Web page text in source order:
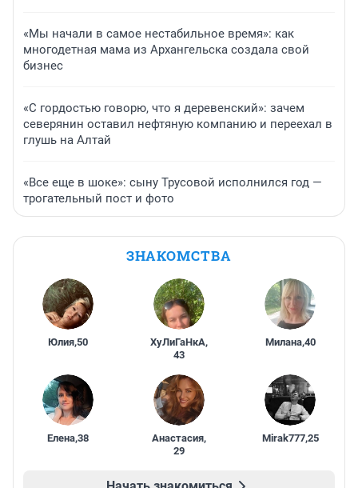
«Мы начали в самое нестабильное время»: как
многодетная мама из Архангельска создала свой
бизнес
«С гордостью говорю, что я деревенский»: зачем
северянин оставил нефтяную компанию и переехал в
глушь на Алтай
«Все еще в шоке»: сыну Трусовой исполнился год —
трогательный пост и фото
ЗНАКОМСТВА
Юлия,50 ХуЛиГаНкА,
43
Милана,40
Елена,38 Анастасия,
29
Mirak777,25